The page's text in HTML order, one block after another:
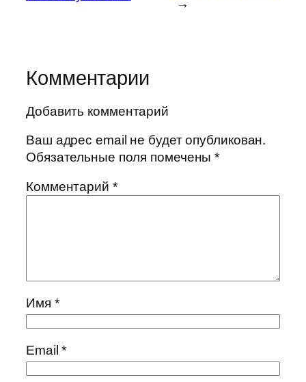
→
Комментарии
Добавить комментарий
Ваш адрес email не будет опубликован.
Обязательные поля помечены*
Комментарий *
Имя *
Email*